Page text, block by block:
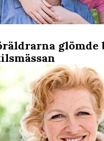
glömde